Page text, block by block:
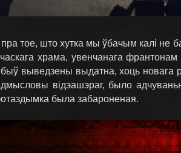
тое, што хутка мы ўбачым калі не
храма, увенчанага
быў выведзены выдатна, хоць
відэашэраг, было
была забароненая.